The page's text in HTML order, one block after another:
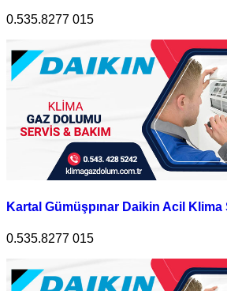
0.535.8277 015
Kartal Gümüşpınar Daikin Acil Klima
0.535.8277 015